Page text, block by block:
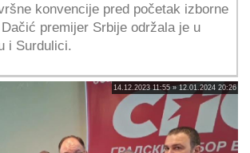
konvencije pred početak izborne
premijer Srbije održala je u
i Surdulici.
14.12.2023 11:55 » 12.01.2024 20:26